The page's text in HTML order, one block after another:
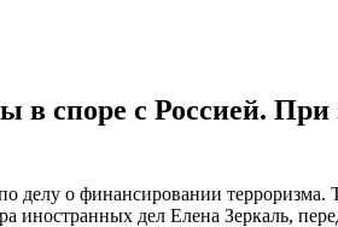
споре с Россией. При
о финансировании терроризма.
иностранных дел Елена Зеркаль,